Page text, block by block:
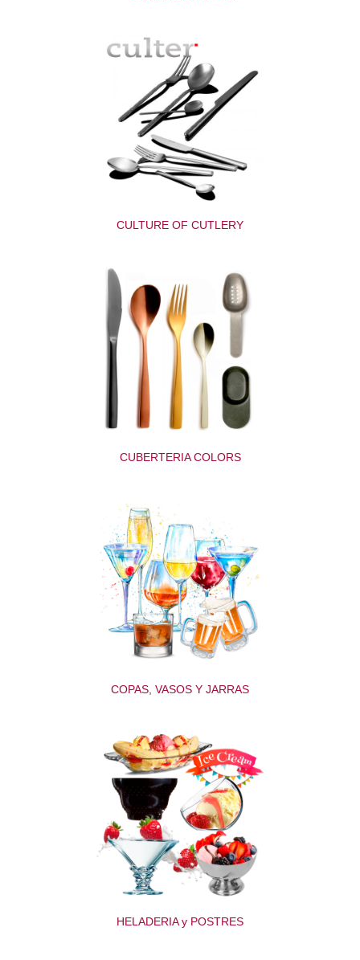
CULTURE OF CUTLERY
CUBERTERIA COLORS
COPAS, VASOS Y JARRAS
HELADERIA y POSTRES